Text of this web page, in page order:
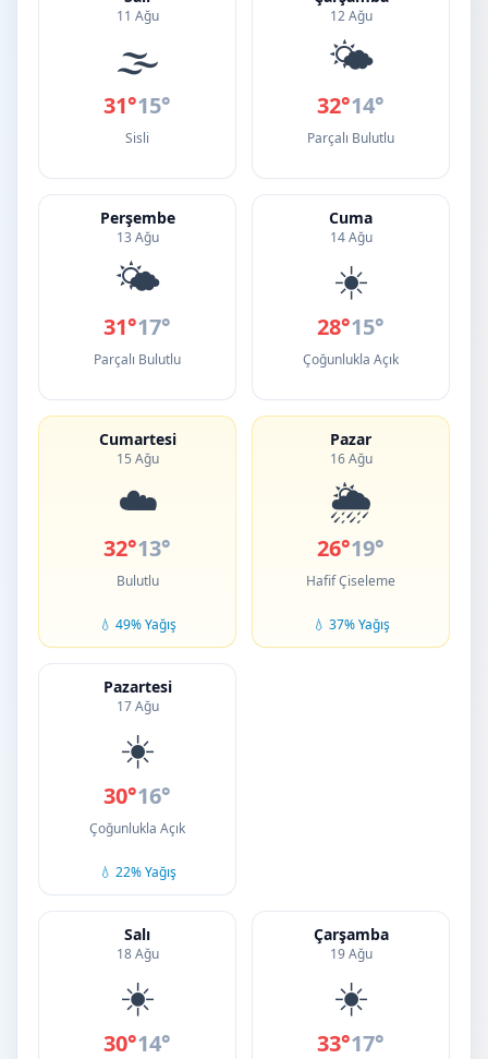
11 Ağu
🌫️
31°15°
Sisli
12 Ağu
🌤️
32°14°
Parçalı Bulutlu
Perşembe
13 Ağu
🌤️
31°17°
Parçalı Bulutlu
Cuma
14 Ağu
☀️
28°15°
Çoğunlukla Açık
Cumartesi
15 Ağu
☁️
32°13°
Bulutlu
💧 49% Yağış
Pazar
16 Ağu
🌦️
26°19°
Hafif Çiseleme
💧 37% Yağış
Pazartesi
17 Ağu
☀️
30°16°
Çoğunlukla Açık
💧 22% Yağış
Salı
18 Ağu
☀️
30°14°
Çarşamba
19 Ağu
☀️
33°17°